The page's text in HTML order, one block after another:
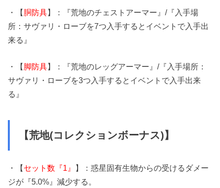
・【胴防具】：『荒地のチェストアーマー』/『入手場
所：サヴァリ・ローブを7つ入手するとイベントで入手出
来る』
・【脚防具】：『荒地のレッグアーマー』/『入手場所：
サヴァリ・ローブを3つ入手するとイベントで入手出来
る』
【荒地(コレクションボーナス)】
・【セット数『1』 】：惑星固有生物からの受けるダメー
ジが『5.0%』減少する。